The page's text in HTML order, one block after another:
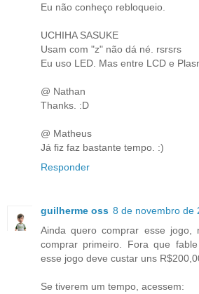
Eu não conheço rebloqueio.
UCHIHA SASUKE
Usam com "z" não dá né. rsrsrs
Eu uso LED. Mas entre LCD e
@ Nathan
Thanks. :D
@ Matheus
Já fiz faz bastante tempo. :)
Responder
guilherme oss 8 de novembro de
Ainda quero comprar esse
comprar primeiro. Fora que
esse jogo deve custar uns
Se tiverem um tempo, acessem: